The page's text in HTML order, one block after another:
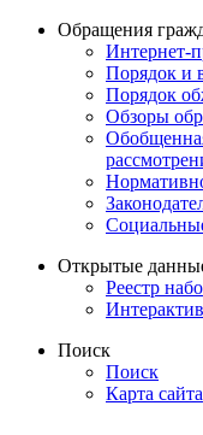
Обращения
Интернет-
Порядок и
Порядок
Обзоры
Открытые
Реестр
Поиск
Поиск
Карта сайта